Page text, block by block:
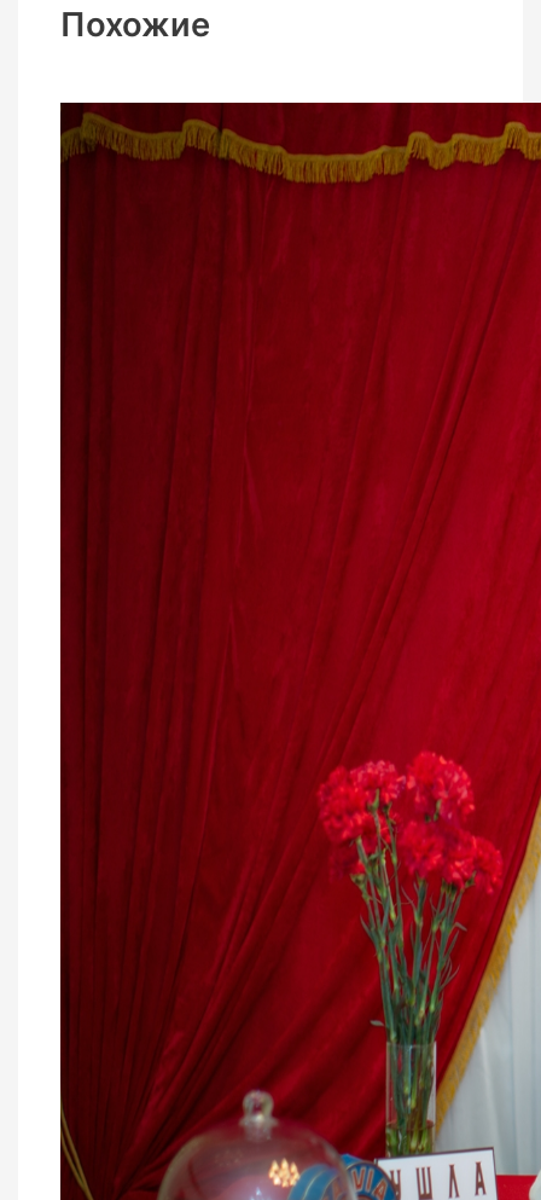
Похожие